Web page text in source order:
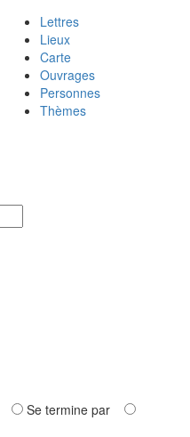
Lettres
Lieux
Carte
Ouvrages
Personnes
Thèmes
Se termine par